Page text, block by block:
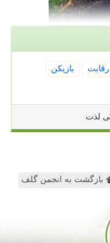
رقابت
بازیكن
لذت
بازگشت به انجمن گلف